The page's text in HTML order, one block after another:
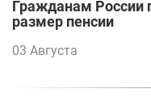
Гражданам России
размер пенсии
03 Августа